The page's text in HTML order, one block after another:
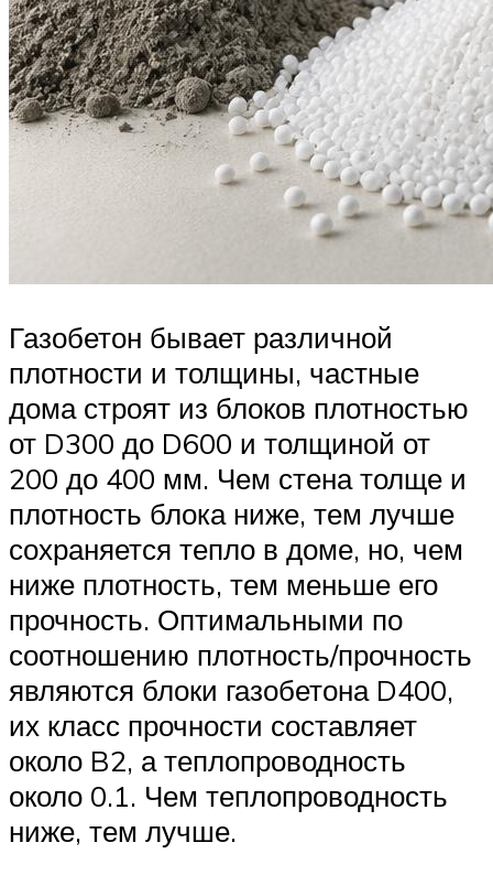
Газобетон бывает различной
плотности и толщины, частные
дома строят из блоков плотностью
от D300 до D600 и толщиной от
200 до 400 мм. Чем стена толще и
плотность блока ниже, тем лучше
сохраняется тепло в доме, но, чем
ниже плотность, тем меньше его
прочность. Оптимальными по
соотношению плотность/прочность
являются блоки газобетона D400,
их класс прочности составляет
около B2, а теплопроводность
около 0.1. Чем теплопроводность
ниже, тем лучше.